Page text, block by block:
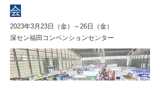
会
2023年3月23日（金）～26日（金）
深セン福田コンベンションセンター